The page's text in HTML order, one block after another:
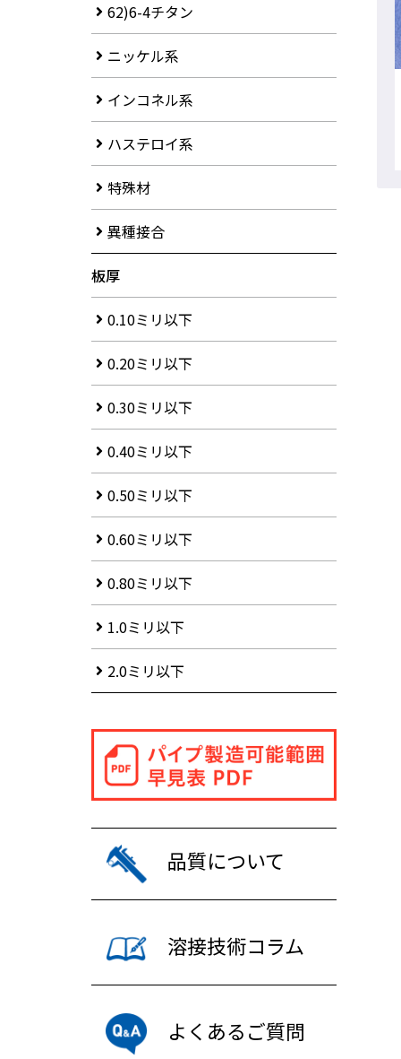
62)6-4チタン
ニッケル系
インコネル系
ハステロイ系
特殊材
異種接合
板厚
0.10ミリ以下
0.20ミリ以下
0.30ミリ以下
0.40ミリ以下
0.50ミリ以下
0.60ミリ以下
0.80ミリ以下
1.0ミリ以下
2.0ミリ以下
品質について
溶接技術コラム
よくあるご質問